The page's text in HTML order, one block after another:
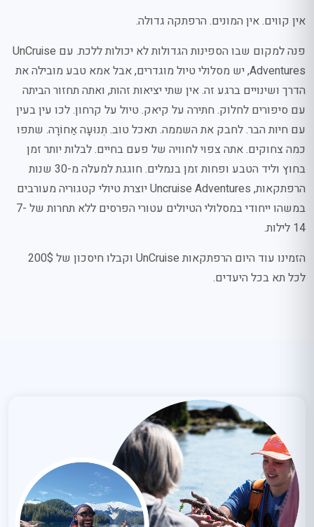
אין קווים. אין המונים. הרפתקה גדולה.
פנה למקום שבו הספינות הגדולות לא יכולות ללכת. עם UnCruise
Adventures, יש מסלולי טיול מוגדרים, אבל אמא טבע מובילה את
הדרך ושינויים ברגע זה. אין שתי יציאות זהות, ואתה תחזור הביתה
עם סיפורים לחלוק. חתירה על קיאק. טיול על קרחון. לכו עין בעין
עם חיות הבר. לחבק את השממה. תאכל טוב. תְנוּעָה אַחוֹרָה. שתפו
כמה צחוקים. אתה צפוי לחוויה של פעם בחיים. לבלות יותר זמן
בחוץ וליד הטבע ופחות זמן בנמלים. חוגגת למעלה מ-30 שנות
הרפתקאות, Uncruise Adventures יוצרת טיולי קטגוריה מעורבים
במשהו ייחודי במסלולי הטיולים עטורי הפרסים ללא תחרות של 7-
14 לילות.
הזמינו עוד היום הרפתקאות UnCruise וקבלו חיסכון של 200$
לכל תא בכל היעדים.